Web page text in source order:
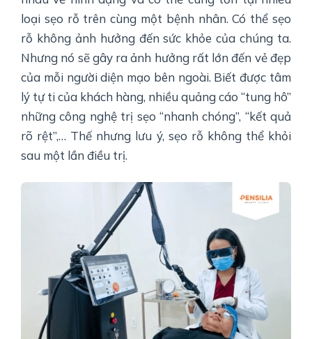
loại sẹo rỗ trên cùng một bệnh nhân. Có thể sẹo
rỗ không ảnh hưởng đến sức khỏe của chúng ta.
Nhưng nó sẽ gây ra ảnh hưởng rất lớn đến vẻ đẹp
của mỗi người diện mạo bên ngoài. Biết được tâm
lý tự ti của khách hàng, nhiều quảng cáo “tung hô”
những công nghệ trị sẹo “nhanh chóng”, “kết quả
rõ rệt”,… Thế nhưng lưu ý, sẹo rỗ không thể khỏi
sau một lần điều trị.